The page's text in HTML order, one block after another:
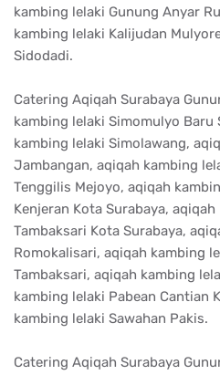
kambing lelaki Gunung Anyar
kambing lelaki Kalijudan
Sidodadi.
Catering Aqiqah Surabaya
kambing lelaki Simomulyo Baru
kambing lelaki Simolawang,
Jambangan, aqiqah kambing
Tenggilis Mejoyo, aqiqah
Kenjeran Kota Surabaya,
Tambaksari Kota Surabaya,
Romokalisari, aqiqah kambing
Tambaksari, aqiqah kambing
kambing lelaki Pabean Cantian
kambing lelaki Sawahan Pakis.
Catering Aqiqah Surabaya